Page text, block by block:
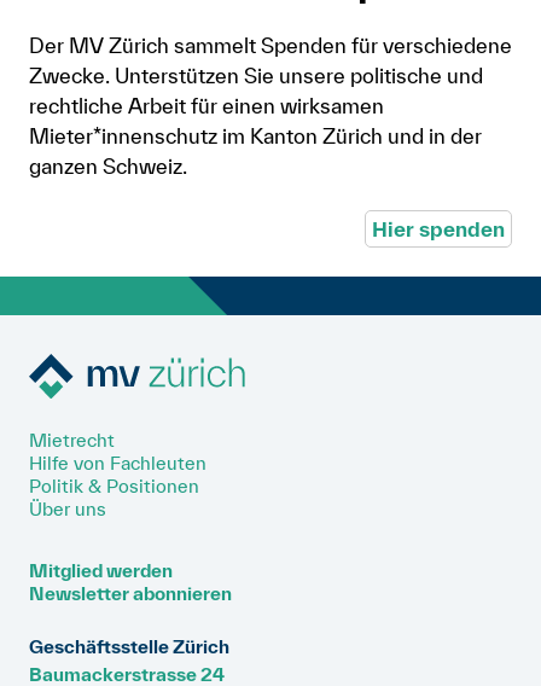
Der MV Zürich sammelt Spenden für verschiedene
Zwecke. Unterstützen Sie unsere politische und
rechtliche Arbeit für einen wirksamen
Mieter*innenschutz im Kanton Zürich und in der
ganzen Schweiz.
Hier spenden
Mietrecht
Hilfe von Fachleuten
Politik & Positionen
Über uns
Mitglied werden
Newsletter abonnieren
Geschäftsstelle Zürich
Baumackerstrasse 24